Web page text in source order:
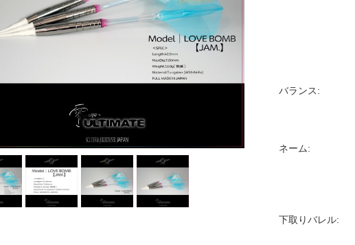
バランス:
ネーム:
下取りバレル: